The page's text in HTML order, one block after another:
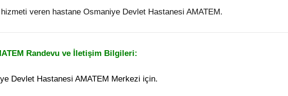
veren hastane Osmaniye Devlet Hastanesi AMATEM.
Randevu ve İletişim Bilgileri:
Devlet Hastanesi AMATEM Merkezi için.